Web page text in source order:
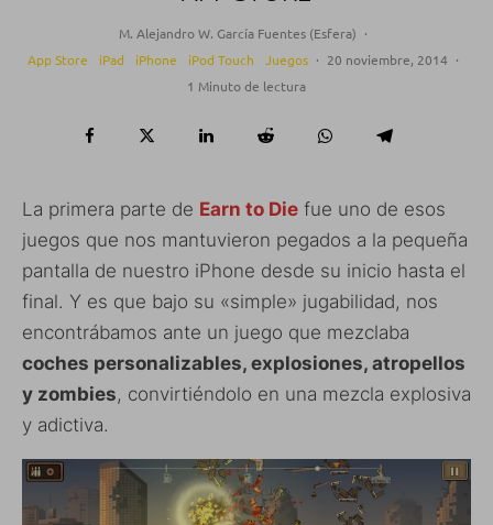
M. Alejandro W. García Fuentes (Esfera) ·
App Store
iPad iPhone iPod Touch Juegos · 20 noviembre, 2014 ·
1 Minuto de lectura
La primera parte de Earn to Die fue uno de esos
juegos que nos mantuvieron pegados a la pequeña
pantalla de nuestro iPhone desde su inicio hasta el
final. Y es que bajo su «simple» jugabilidad, nos
encontrábamos ante un juego que mezclaba
coches personalizables, explosiones, atropellos
y zombies, convirtiéndolo en una mezcla explosiva
y adictiva.